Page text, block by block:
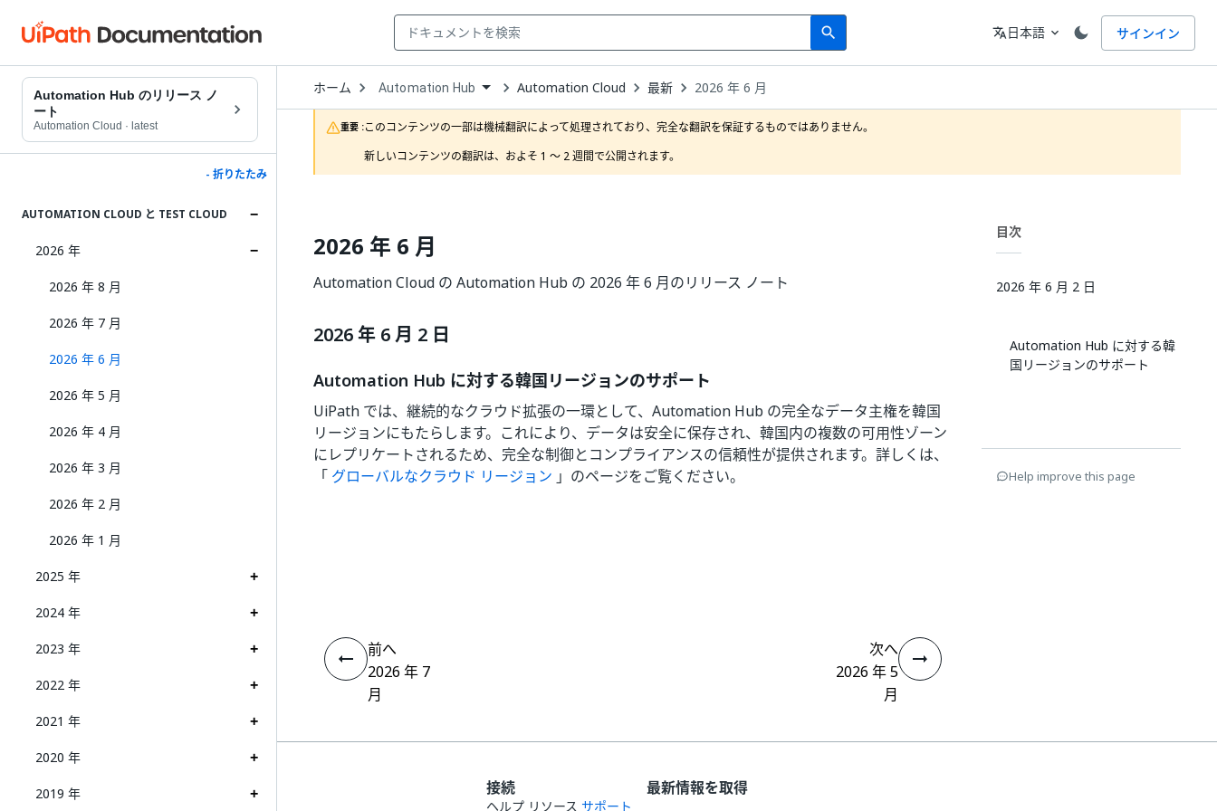
search
Search 言語
translate日本語 expand_more サインイン
Automation Hub のリリース ノ
ート
Automation Cloud · latest
- 折りたたみ
AUTOMATION CLOUD と TEST CLOUD
2026 年
2026 年 8 月
2026 年 7 月
2026 年 6 月
2026 年 5 月
2026 年 4 月
2026 年 3 月
2026 年 2 月
2026 年 1 月
2025 年
2024 年
2023 年
2022 年
2021 年
2020 年
2019 年
ホーム Open
Dropdown
to
choose
product
Automation Hub Automation Cloud 最新 2026 年 6 月
重要 :このコンテンツの一部は機械翻訳によって処理されており、完全な翻訳を保証するものではありません。
新しいコンテンツの翻訳は、およそ 1 ～ 2 週間で公開されます。
2026 年 6 月
Automation Cloud の Automation Hub の 2026 年 6 月のリリース ノート
2026 年 6 月 2 日
Automation Hub に対する韓国リージョンのサポート
UiPath では、継続的なクラウド拡張の一環として、Automation Hub の完全なデータ主権を韓国
リージョンにもたらします。これにより、データは安全に保存され、韓国内の複数の可用性ゾーン
にレプリケートされるため、完全な制御とコンプライアンスの信頼性が提供されます。詳しくは、
「 グローバルなクラウド リージョン 」のページをご覧ください。
目次
2026 年 6 月 2 日
Automation Hub に対する韓
国リージョンのサポート
Help improve this page
前へ
2026 年 7
月
次へ
2026 年 5
月
接続
ヘルプ リソース サポート
最新情報を取得